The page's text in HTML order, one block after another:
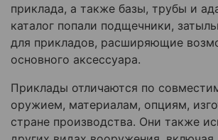
приклада, а также базы, трубы и
каталог попали подщечники,
для прикладов, расширяющие
основного аксессуара.
Приклады отличаются по
оружием, материалам, опциям,
стране производства. Они также